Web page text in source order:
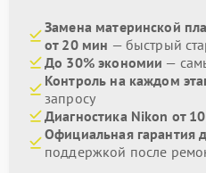
Замена материнской
от 20 мин — быстрый
До 30% экономии —
Контроль на каждом
запросу
Диагностика Nikon от
Официальная гарантия
поддержкой после